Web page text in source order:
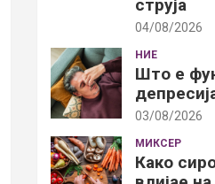
струја
04/08/2026
НИЕ
Што е
03/08/2026
МИКСЕР
Како